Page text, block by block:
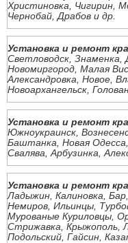
Христиновка, Чигирин,
Чернобай, Драбов и др.
Установка и ремонт
Светловодск, Знаменка,
Новомиргород, Малая
Александровка, Новое,
Новоархангельск,
Установка и ремонт
Южноукраинск,
Баштанка, Новая Одесса,
Свалява, Арбузинка,
Установка и ремонт
Ладыжин, Калиновка,
Немиров, Ильинцы,
Мурованые Куриловцы,
Стрижавка, Крыжополь,
Подольский, Гайсин,